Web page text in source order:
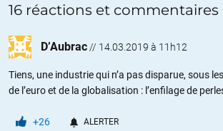
16 réactions et commentaires
D’Aubrac // 14.03.2019 à 11h12
Tiens, une industrie qui n’a pas disparue, sous
de l’euro et de la globalisation : l’enfilage de
+26 ALERTER